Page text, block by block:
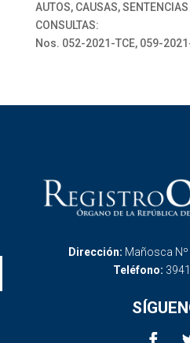
AUTOS, CAUSAS,
CONSULTAS:
Nos. 052-2021-TCE, 059-
Dirección: Mañosca Nº
Teléfono: